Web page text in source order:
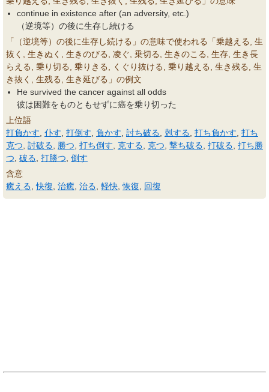
continue in existence after (an adversity, etc.)
（逆境等）の後に生存し続ける
「（逆境等）の後に生存し続ける」の意味で使われる「乗越える, 生
抜く, 生きぬく, 生きのびる, 凌ぐ, 乗切る, 生きのこる, 生存, 生き長
らえる, 乗り切る, 乗りきる, くぐり抜ける, 乗り越える, 生き残る, 生
き抜く, 生残る, 生き延びる」の例文
He survived the cancer against all odds
彼は困難をものともせずに癌を乗り切った
上位語
打負かす 仆す 打倒す 負かす 討ち破る 剋する 打ち負かす 打ち
克つ 討破る 勝つ 打ち倒す 克する 克つ 撃ち破る 打破る 打ち勝
つ 破る 打勝つ 倒す
含意
癒える ,快復 治癒 治る 軽快 ,恢復 回復